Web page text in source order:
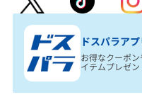
ドスパラアプ
お得なクーポ
イテムプレゼ